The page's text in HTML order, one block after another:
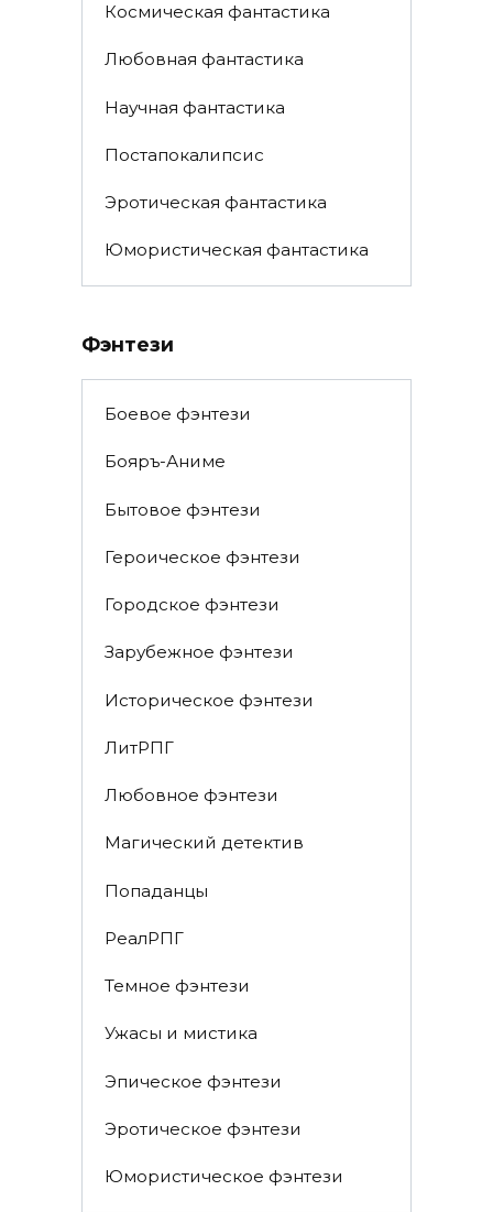
Космическая фантастика
Любовная фантастика
Научная фантастика
Постапокалипсис
Эротическая фантастика
Юмористическая фантастика
Фэнтези
Боевое фэнтези
Бояръ-Аниме
Бытовое фэнтези
Героическое фэнтези
Городское фэнтези
Зарубежное фэнтези
Историческое фэнтези
ЛитРПГ
Любовное фэнтези
Магический детектив
Попаданцы
РеалРПГ
Темное фэнтези
Ужасы и мистика
Эпическое фэнтези
Эротическое фэнтези
Юмористическое фэнтези